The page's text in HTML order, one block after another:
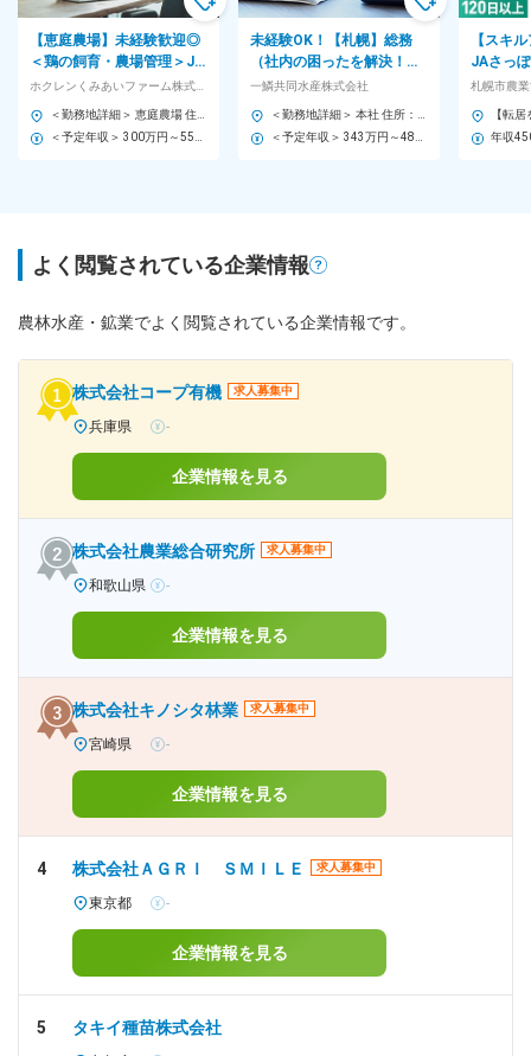
【恵庭農場】未経験歓迎◎
＜鶏の飼育・農場管理＞JA
全農＆ホクレンGの安定基
盤／チーム制で負担少
未経験OK！【札幌】総務
（社内の困ったを解決！）
年収343万～・水日祝休み◆
道内最大級の水産商社
一鱗共同水産株式会社
【スキ
JAさっ
の窓口業
2回＋決
札幌市農
よく閲覧されている企業情報
農林水産・鉱業でよく閲覧されている企業情報です。
株式会社コープ有機 求人募集中
兵庫県 -
企業情報を見る
株式会社農業総合研究所 求人募集中
和歌山県 -
企業情報を見る
株式会社キノシタ林業 求人募集中
宮崎県 -
企業情報を見る
4 株式会社ＡＧＲＩ ＳＭＩＬＥ 求人募集中
東京都 -
企業情報を見る
5 タキイ種苗株式会社